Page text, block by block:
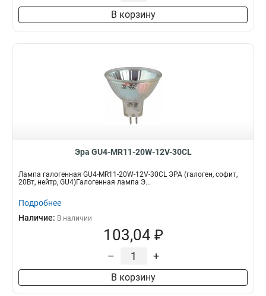
В корзину
Эра GU4-MR11-20W-12V-30CL
Лампа галогенная GU4-MR11-20W-12V-30CL ЭРА (галоген, софит,
20Вт, нейтр, GU4)Галогенная лампа Э...
Подробнее
Наличие: В наличии
103,04 ₽
– +
В корзину